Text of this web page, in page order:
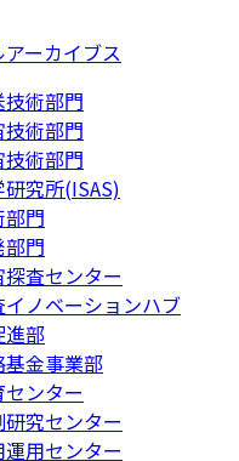
ーカイブス
術部門
術部門
術部門
究所(ISAS)
門
門
査センター
イノベーションハブ
進部
基金事業部
ンター
究センター
用センター